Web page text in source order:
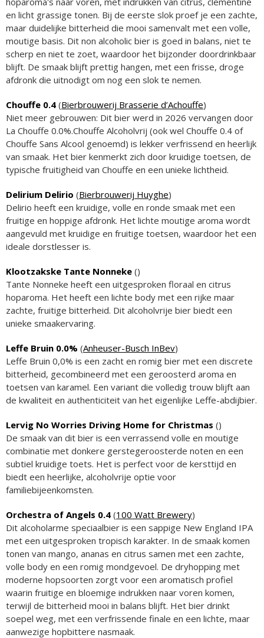
en licht grassige tonen. Bij de eerste slok proef je een zachte,
maar duidelijke bitterheid die mooi samenvalt met een volle,
moutige basis. Dit non alcoholic bier is goed in balans, niet te
scherp en niet te zoet, waardoor het bijzonder doordrinkbaar
blijft. De smaak blijft prettig hangen, met een frisse, droge
afdronk die uitnodigt om nog een slok te nemen.
Chouffe 0.4 (Bierbrouwerij Brasserie d’Achouffe)
Niet meer gebrouwen: Dit bier werd in 2026 vervangen door
La Chouffe 0.0%.Chouffe Alcoholvrij (ook wel Chouffe 0.4 of
Chouffe Sans Alcool genoemd) is lekker verfrissend en heerlijk
van smaak. Het bier kenmerkt zich door kruidige toetsen, de
typische fruitigheid van Chouffe en een unieke lichtheid.
Delirium Delirio (Bierbrouwerij Huyghe)
Delirio heeft een kruidige, volle en ronde smaak met een
fruitige en hoppige afdronk. Het lichte moutige aroma wordt
aangevuld met kruidige en fruitige toetsen, waardoor het een
ideale dorstlesser is.
Klootzakske Tante Nonneke ()
Tante Nonneke heeft een uitgesproken floraal en citrus
hoparoma. Het heeft een lichte body met een rijke maar
zachte, fruitige bitterheid. Dit alcoholvrije bier biedt een
unieke smaakervaring.
Leffe Bruin 0.0% (Anheuser-Busch InBev)
Leffe Bruin 0,0% is een zacht en romig bier met een discrete
bitterheid, gecombineerd met een geroosterd aroma en
toetsen van karamel. Een variant die volledig trouw blijft aan
de kwaliteit en authenticiteit van het eigenlijke Leffe-abdijbier.
Lervig No Worries Driving Home for Christmas ()
De smaak van dit bier is een verrassend volle en moutige
combinatie met donkere gerstegeroosterde noten en een
subtiel kruidige toets. Het is perfect voor de kersttijd en
biedt een heerlijke, alcoholvrije optie voor
familiebijeenkomsten.
Orchestra of Angels 0.4 (100 Watt Brewery)
Dit alcoholarme speciaalbier is een sappige New England IPA
met een uitgesproken tropisch karakter. In de smaak komen
tonen van mango, ananas en citrus samen met een zachte,
volle body en een romig mondgevoel. De dryhopping met
moderne hopsoorten zorgt voor een aromatisch profiel
waarin fruitige en bloemige indrukken naar voren komen,
terwijl de bitterheid mooi in balans blijft. Het bier drinkt
soepel weg, met een verfrissende finale en een lichte, maar
aanwezige hopbittere nasmaak.